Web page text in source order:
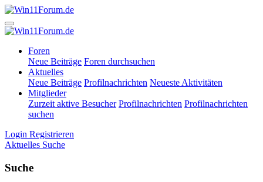
Foren
Neue Beiträge Foren durchsuchen
Aktuelles
Neue Beiträge Profilnachrichten Neueste Aktivitäten
Mitglieder
Zurzeit aktive Besucher Profilnachrichten Profilnachrichten
suchen
Login Registrieren
Aktuelles Suche
Suche